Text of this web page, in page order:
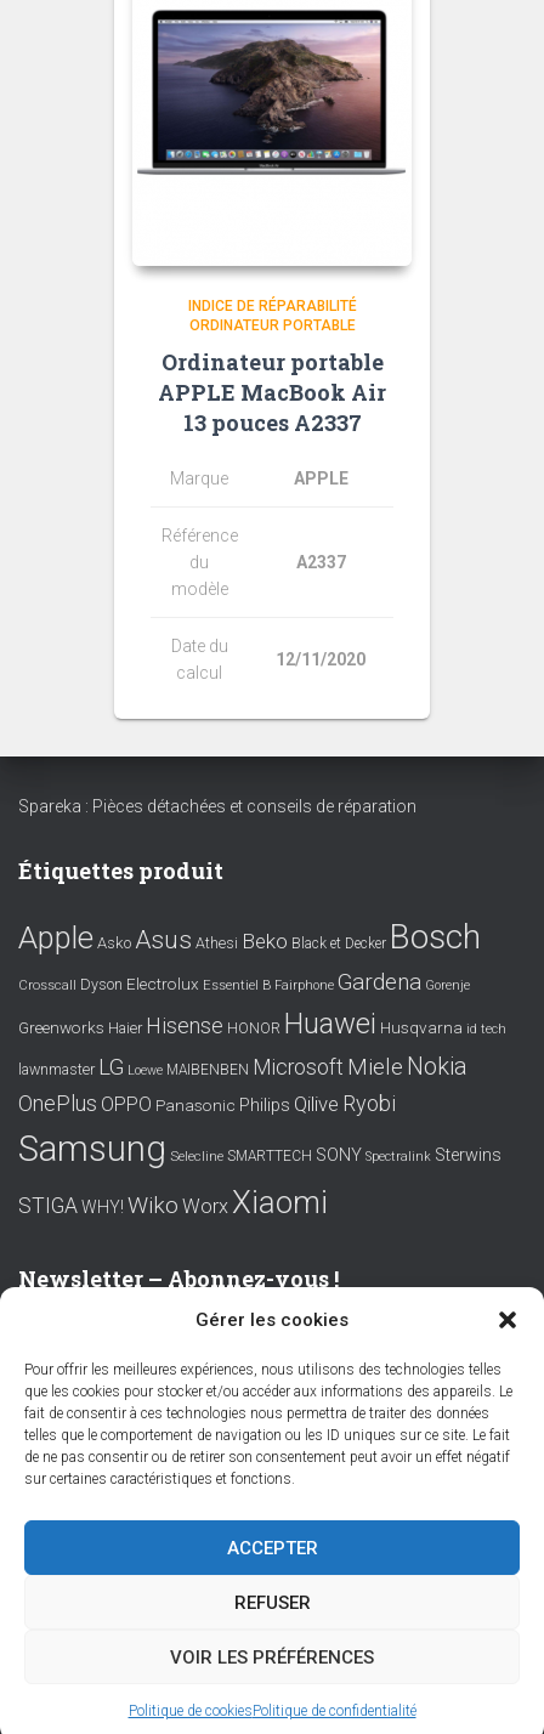
Gérer les cookies
Pour offrir les meilleures expériences, nous utilisons des technologies telles
que les cookies pour stocker et/ou accéder aux informations des appareils. Le
fait de consentir à ces technologies nous permettra de traiter des données
telles que le comportement de navigation ou les ID uniques sur ce site. Le fait
de ne pas consentir ou de retirer son consentement peut avoir un effet négatif
sur certaines caractéristiques et fonctions.
ACCEPTER
REFUSER
VOIR LES PRÉFÉRENCES
Politique de cookiesPolitique de confidentialité
INDICE DE RÉPARABILITÉ
ORDINATEUR PORTABLE
Ordinateur portable
APPLE MacBook Air
13 pouces A2337
Marque APPLE
Référence
du
modèle
A2337
Date du
calcul
12/11/2020
Spareka : Pièces détachées et conseils de réparation
Étiquettes produit
Apple Asko Asus Athesi Beko Black et Decker Bosch
Crosscall Dyson Electrolux Essentiel B Fairphone Gardena Gorenje
Greenworks Haier Hisense HONOR Huawei Husqvarna id tech
lawnmaster LG Loewe MAIBENBEN Microsoft Miele Nokia
OnePlus OPPO Panasonic Philips Qilive Ryobi
Samsung Selecline SMARTTECH SONY Spectralink Sterwins
STIGAWHY! Wiko Worx Xiaomi
Newsletter – Abonnez-vous !
Prénom ou nom complet
Email